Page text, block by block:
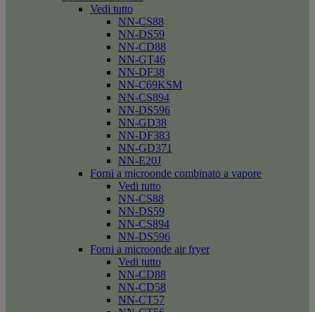
Vedi tutto
NN-CS88
NN-DS59
NN-CD88
NN-GT46
NN-DF38
NN-C69KSM
NN-CS894
NN-DS596
NN-GD38
NN-DF383
NN-GD371
NN-E20J
Forni a microonde combinato a vapore
Vedi tutto
NN-CS88
NN-DS59
NN-CS894
NN-DS596
Forni a microonde air fryer
Vedi tutto
NN-CD88
NN-CD58
NN-CT57